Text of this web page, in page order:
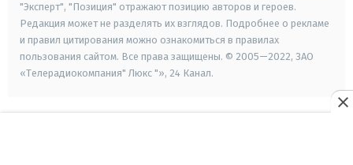
"Эксперт", "Позиция" отражают позицию авторов и героев.
Редакция может не разделять их взглядов. Подробнее о рекламе
и правил цитирования можно ознакомиться в правилах
пользования сайтом. Все права защищены. © 2005—2022, ЗАО
«Телерадиокомпания" Люкс "», 24 Канал.